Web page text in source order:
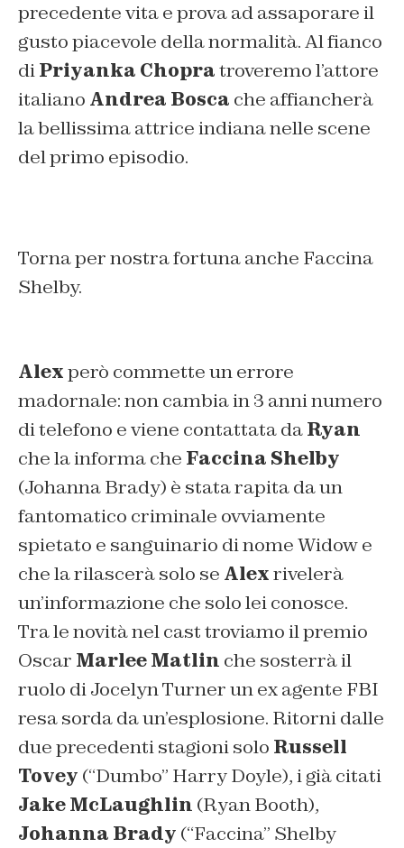
precedente vita e prova ad assaporare il
gusto piacevole della normalità. Al fianco
diPriyanka Chopratroveremo l’attore
italiano Andrea Bosca che affiancherà
la bellissima attrice indiana nelle scene
del primo episodio.
Torna per nostra fortuna anche Faccina
Shelby.
Alexperò commette un errore
madornale: non cambia in 3 anni numero
di telefono e viene contattata daRyan
che la informa che Faccina Shelby
(Johanna Brady) è stata rapita da un
fantomatico criminale ovviamente
spietato e sanguinario di nome Widow e
che la rilascerà solo se Alexrivelerà
un’informazione che solo lei conosce.
Tra le novità nel cast troviamo il premio
Oscar Marlee Matlin che sosterrà il
ruolo di Jocelyn Turner un ex agente FBI
resa sorda da un’esplosione. Ritorni dalle
due precedenti stagioni solo Russell
Tovey (“Dumbo” Harry Doyle), i già citati
Jake McLaughlin (Ryan Booth),
Johanna Brady (“Faccina” Shelby